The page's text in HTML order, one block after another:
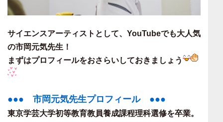
サイエンスアーティストとして、YouTubeでも大人気
の市岡元気先生！
まずはプロフィールをおさらいしておきましょう
●●● 市岡元気先生プロフィール ●●●
東京学芸大学初等教育教員養成課程理科選修を卒業。